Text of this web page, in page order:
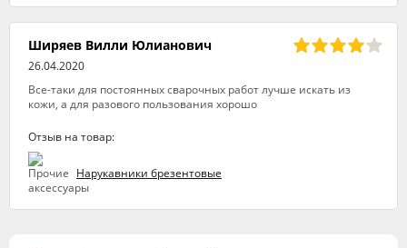
Ширяев Вилли Юлианович
26.04.2020
Все-таки для постоянных сварочных работ лучше искать из
кожи, а для разового пользования хорошо
Отзыв на товар:
Нарукавники брезентовые